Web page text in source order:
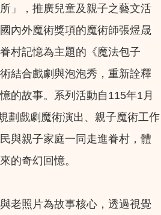
」，推廣兒童及親子之藝文活
內外魔術獎項的魔術師張煜晟
村記憶為主題的《魔法包子
結合戲劇與泡泡秀，重新詮釋
的故事。系列活動自115年1月
劃戲劇魔術演出、親子魔術工作
與親子家庭一同走進眷村，體
的奇幻回憶。
老照片為故事核心，透過視覺